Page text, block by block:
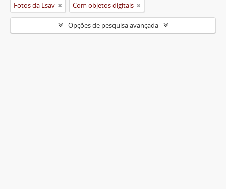
Fotos da Esav Com objetos digitais
Opções de pesquisa avançada